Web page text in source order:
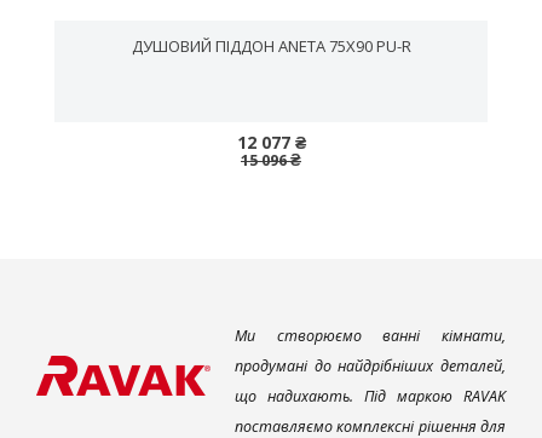
ДУШОВИЙ ПІДДОН ANETA 75X90 PU-R
12 077 ₴
15 096 ₴
Ми створюємо ванні кімнати,
продумані до найдрібніших деталей,
що надихають. Під маркою RAVAK
поставляємо комплексні рішення для